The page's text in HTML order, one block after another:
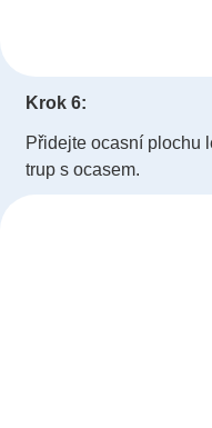
Krok 6:
Přidejte ocasní plochu
trup s ocasem.